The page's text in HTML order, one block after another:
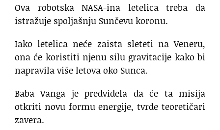
Ova robotska NASA-ina letelica treba da
istražuje spoljašnju Sunčevu koronu.
Iako letelica neće zaista sleteti na Veneru,
ona će koristiti njenu silu gravitacije kako bi
napravila više letova oko Sunca.
Baba Vanga je predvidela da će ta misija
otkriti novu formu energije, tvrde teoretičari
zavera.